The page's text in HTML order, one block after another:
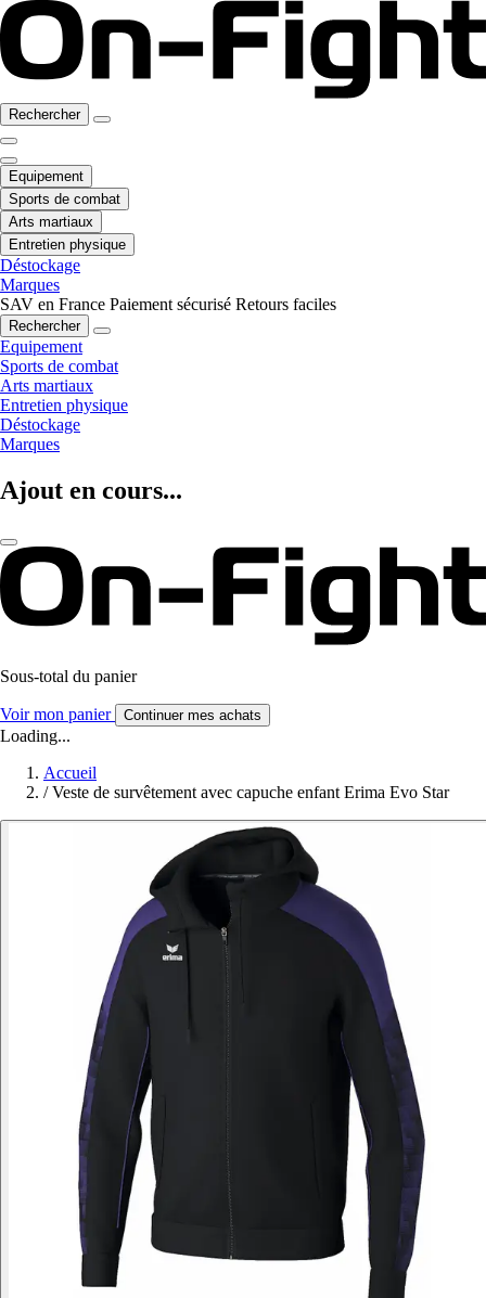
Rechercher
Equipement
Sports de combat
Arts martiaux
Entretien physique
Déstockage
Marques
SAV en France Paiement sécurisé Retours faciles
Rechercher
Equipement
Sports de combat
Arts martiaux
Entretien physique
Déstockage
Marques
Ajout en cours...
Sous-total du panier
Voir mon panier Continuer mes achats
Loading...
Accueil
/ Veste de survêtement avec capuche enfant Erima Evo Star